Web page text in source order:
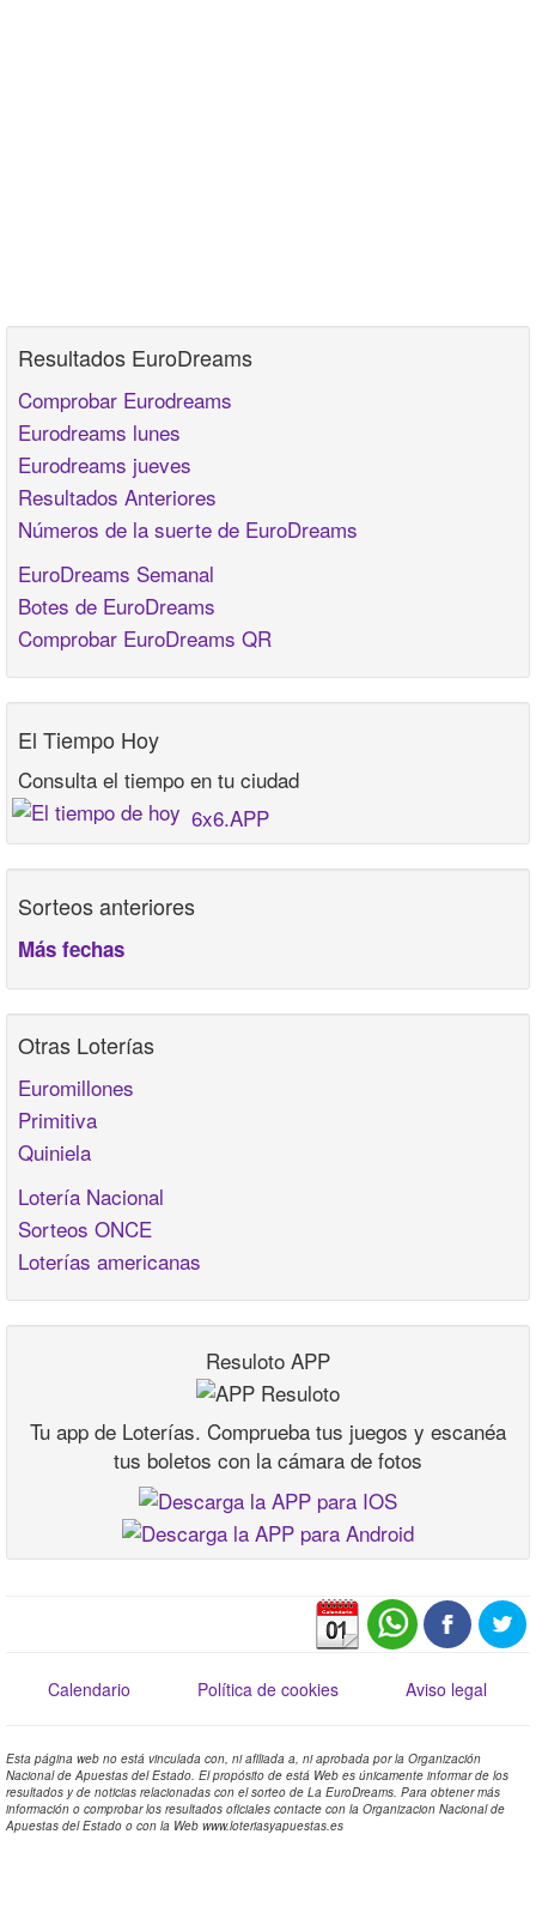
Resultados EuroDreams
Comprobar Eurodreams
Eurodreams lunes
Eurodreams jueves
Resultados Anteriores
Números de la suerte de EuroDreams
EuroDreams Semanal
Botes de EuroDreams
Comprobar EuroDreams QR
El Tiempo Hoy
Consulta el tiempo en tu ciudad
6x6.APP
Sorteos anteriores
Más fechas
Otras Loterías
Euromillones
Primitiva
Quiniela
Lotería Nacional
Sorteos ONCE
Loterías americanas
Resuloto APP
Tu app de Loterías. Comprueba tus juegos y escanéa
tus boletos con la cámara de fotos
Calendario Política de cookies Aviso legal
Esta página web no está vinculada con, ni afiliada a, ni aprobada por la Organización
Nacional de Apuestas del Estado. El propósito de está Web es únicamente informar de los
resultados y de noticias relacionadas con el sorteo de La EuroDreams. Para obtener más
información o comprobar los resultados oficiales contacte con la Organizacion Nacional de
Apuestas del Estado o con la Web www.loteriasyapuestas.es